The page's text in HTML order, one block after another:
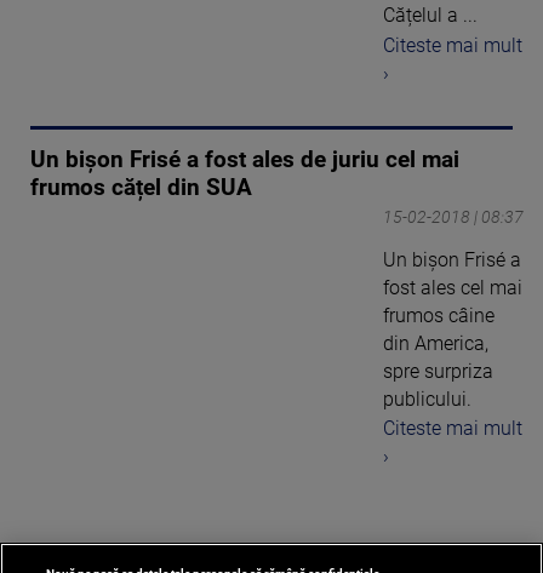
Cățelul a ...
Citeste mai mult
›
Un bişon Frisé a fost ales de juriu cel mai
frumos cățel din SUA
15-02-2018 | 08:37
Un bişon Frisé a
fost ales cel mai
frumos câine
din America,
spre surpriza
publicului.
Citeste mai mult
›